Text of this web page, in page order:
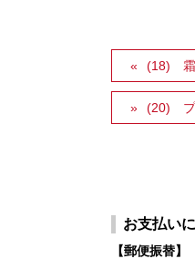
(18) 霜
(20) プ
お支払い
【郵便振替】